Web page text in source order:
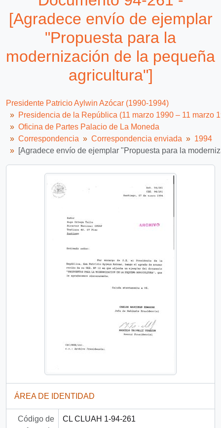
Documento 94-50 - [Agradece y da excusas a invitación al lanzamiento del libro "Discursos del Presidente", en la sede de la Editorial Andrés Bello]
94 más...
[Agradece envío de ejemplar
"Propuesta para la
modernización de la pequeña
agricultura"]
Presidente Patricio Aylwin Azócar (1990-1994)
Presidencia de la República (11 marzo 1990 – 11 marzo
Oficina de Partes Palacio de La Moneda
Correspondencia
Correspondencia enviada
1994
[Agradece envío de ejemplar "Propuesta para la
ÁREA DE IDENTIDAD
Código de
CL CLUAH 1-94-261